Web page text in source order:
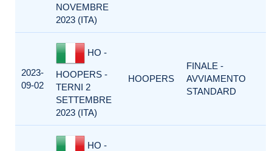
NOVEMBRE
2023 (ITA)
2023-
09-02
HO -
HOOPERS -
TERNI 2
SETTEMBRE
2023 (ITA)
HOOPERS
FINALE -
AVVIAMENTO
STANDARD
HO -